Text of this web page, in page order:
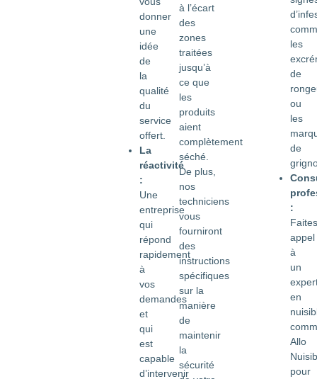
donner
une
idée
de
la
qualité
du
service
offert.
La
réactivité
:
Une
entreprise
qui
répond
rapidement
à
vos
demandes
et
qui
est
capable
d’intervenir
à l’écart
des
zones
traitées
jusqu’à
ce que
les
produits
aient
complètement
séché.
De plus,
nos
techniciens
vous
fourniront
des
instructions
spécifiques
sur la
manière
de
maintenir
la
sécurité
les
de
ou
les
de
:
Faites
appel
à
un
en
Allo
pour